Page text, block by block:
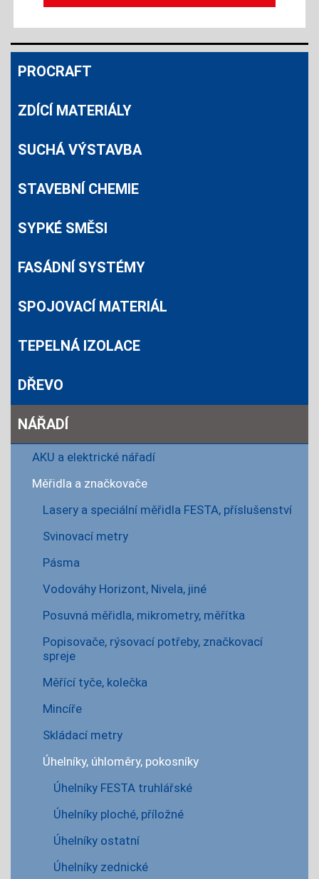
PROCRAFT
ZDÍCÍ MATERIÁLY
SUCHÁ VÝSTAVBA
STAVEBNÍ CHEMIE
SYPKÉ SMĚSI
FASÁDNÍ SYSTÉMY
SPOJOVACÍ MATERIÁL
TEPELNÁ IZOLACE
DŘEVO
NÁŘADÍ
AKU a elektrické nářadí
Měřidla a značkovače
Lasery a speciální měřidla FESTA, příslušenství
Svinovací metry
Pásma
Vodováhy Horizont, Nivela, jiné
Posuvná měřidla, mikrometry, měřítka
Popisovače, rýsovací potřeby, značkovací
spreje
Měřící tyče, kolečka
Mincíře
Skládací metry
Úhelníky, úhloměry, pokosníky
Úhelníky FESTA truhlářské
Úhelníky ploché, příložné
Úhelníky ostatní
Úhelníky zednické